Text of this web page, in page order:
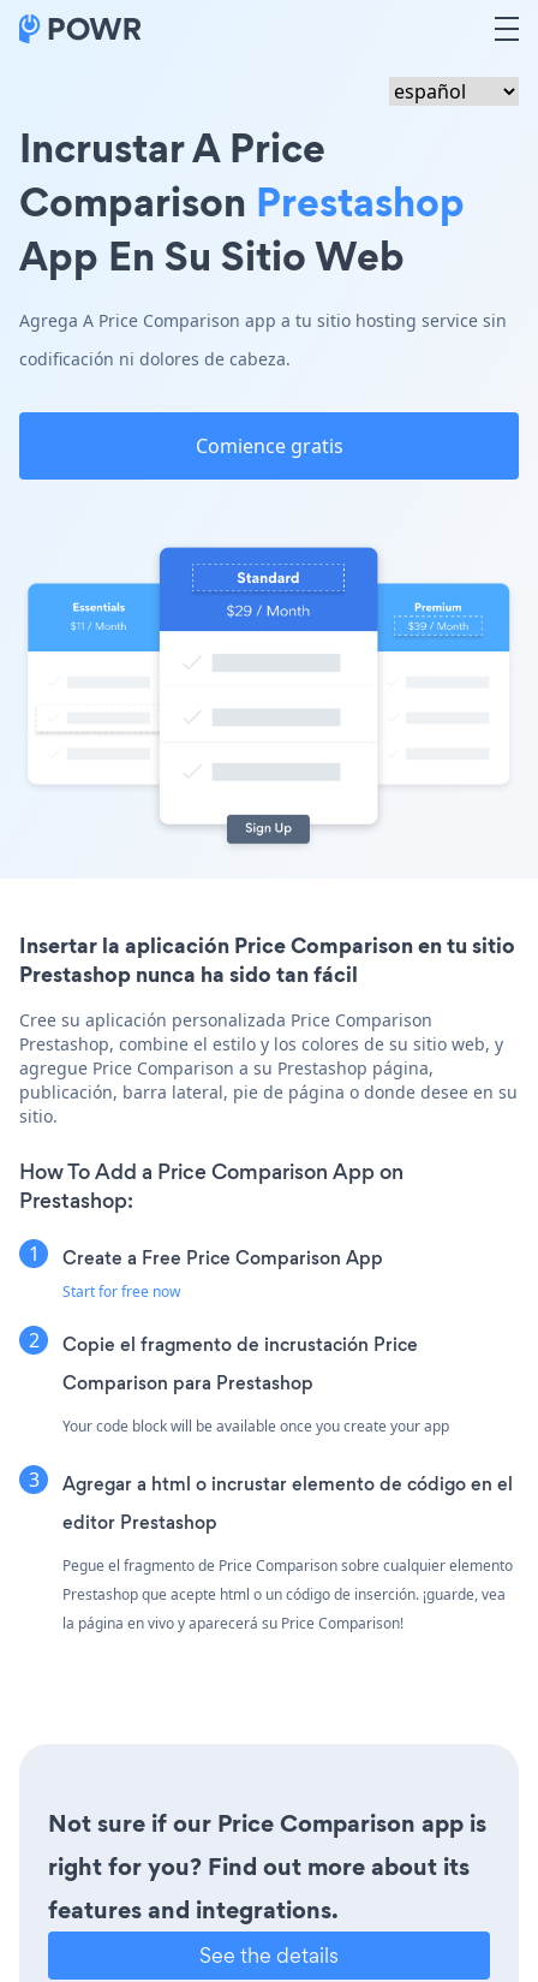
Incrustar A Price
Comparison Prestashop
App En Su Sitio Web
Agrega A Price Comparison app a tu sitio hosting service sin
codificación ni dolores de cabeza.
Comience gratis
Insertar la aplicación Price Comparison en tu sitio
Prestashop nunca ha sido tan fácil
Cree su aplicación personalizada Price Comparison
Prestashop, combine el estilo y los colores de su sitio web, y
agregue Price Comparison a su Prestashop página,
publicación, barra lateral, pie de página o donde desee en su
sitio.
How To Add a Price Comparison App on
Prestashop:
Create a Free Price Comparison App
Start for free now
Copie el fragmento de incrustación Price
Comparison para Prestashop
Your code block will be available once you create your app
Agregar a html o incrustar elemento de código en el
editor Prestashop
Pegue el fragmento de Price Comparison sobre cualquier elemento
Prestashop que acepte html o un código de inserción. ¡guarde, vea
la página en vivo y aparecerá su Price Comparison!
Not sure if our Price Comparison app is
right for you? Find out more about its
features and integrations.
See the details